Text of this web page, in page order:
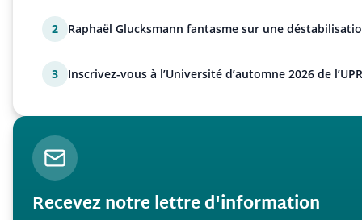
2 Raphaël Glucksmann fantasme sur une
3 Inscrivez-vous à l’Université d’automne 2026 de
Recevez notre lettre d'information